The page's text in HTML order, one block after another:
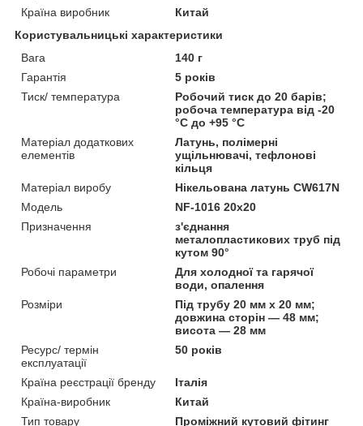
Країна виробник
Китай
Користувальницькі характеристики
Вага
140 г
Гарантія
5 років
Тиск/ температура
Робочий тиск до 20 барів;
робоча температура від -20
°C до +95 °C
Матеріал додаткових
елементів
Латунь, полімерні
ущільнювачі, тефлонові
кільця
Матеріал виробу
Нікельована латунь CW617N
Мoдель
NF-1016 20х20
Призначення
з'єднання
металопластикових труб під
кутом 90°
Робочі параметри
Для холодної та гарячої
води, опалення
Розміри
Під трубу 20 мм х 20 мм;
довжина сторін — 48 мм;
висота — 28 мм
Ресурс/ термін
експлуатації
50 років
Країна реєстрації бренду
Італія
Країна-виробник
Китай
Тип товару
Проміжний кутовий фітинг